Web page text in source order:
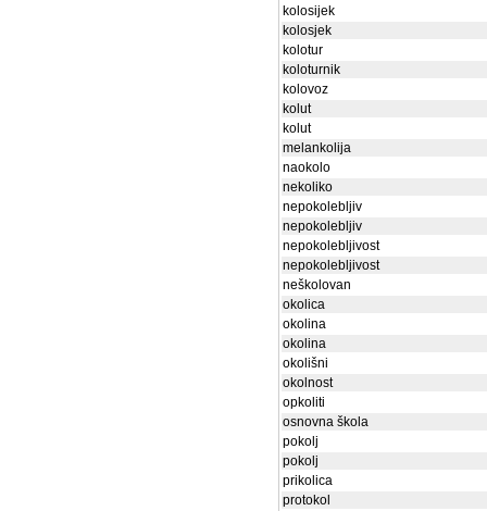
kolosijek
kolosjek
kolotur
koloturnik
kolovoz
kolut
kolut
melankolija
naokolo
nekoliko
nepokolebljiv
nepokolebljiv
nepokolebljivost
nepokolebljivost
neškolovan
okolica
okolina
okolina
okolišni
okolnost
opkoliti
osnovna škola
pokolj
pokolj
prikolica
protokol